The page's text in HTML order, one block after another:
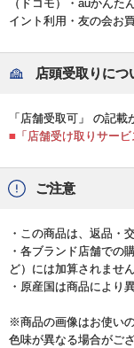
（ドコモ）・auかん
イント利用・友の会お
店頭受取りにつ
「店舗受取可」 の記載
■「店舗受け取りサービ
ご注意
・この商品は、返品・
・各ブランド店舗での
ど）には加算されません
・原産国は商品により
※商品の画像はお使い
色味が異なる場合がござ